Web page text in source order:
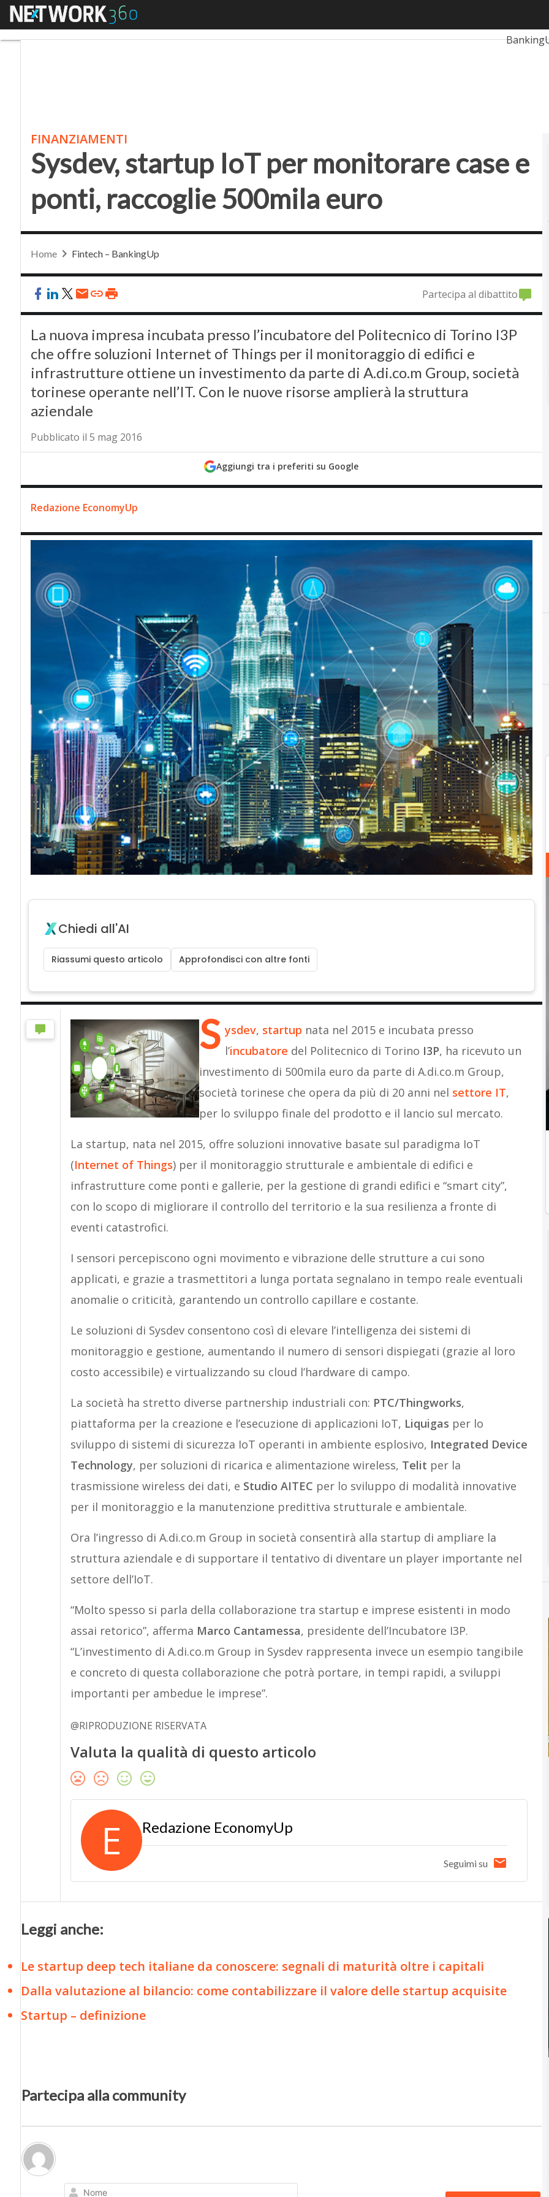
Menu
FINANZIAMENTI
Sysdev, startup IoT per monitorare case e
ponti, raccoglie 500mila euro
Home Fintech – BankingUp
Partecipa al dibattito
La nuova impresa incubata presso l’incubatore del Politecnico di Torino I3P
che offre soluzioni Internet of Things per il monitoraggio di edifici e
infrastrutture ottiene un investimento da parte di A.di.co.m Group, società
torinese operante nell’IT. Con le nuove risorse amplierà la struttura
aziendale
Pubblicato il 5 mag 2016
Aggiungi tra i preferiti su Google
Redazione EconomyUp
Chiedi all'AI
Riassumi questo articolo Approfondisci con altre fonti
S ysdev, startup nata nel 2015 e incubata presso
l’incubatore del Politecnico di Torino I3P, ha ricevuto un
investimento di 500mila euro da parte di A.di.co.m Group,
società torinese che opera da più di 20 anni nel settore IT,
per lo sviluppo finale del prodotto e il lancio sul mercato.
La startup, nata nel 2015, offre soluzioni innovative basate sul paradigma IoT
(Internet of Things) per il monitoraggio strutturale e ambientale di edifici e
infrastrutture come ponti e gallerie, per la gestione di grandi edifici e “smart city”,
con lo scopo di migliorare il controllo del territorio e la sua resilienza a fronte di
eventi catastrofici.
I sensori percepiscono ogni movimento e vibrazione delle strutture a cui sono
applicati, e grazie a trasmettitori a lunga portata segnalano in tempo reale eventuali
anomalie o criticità, garantendo un controllo capillare e costante.
Le soluzioni di Sysdev consentono così di elevare l’intelligenza dei sistemi di
monitoraggio e gestione, aumentando il numero di sensori dispiegati (grazie al loro
costo accessibile) e virtualizzando su cloud l’hardware di campo.
La società ha stretto diverse partnership industriali con: PTC/Thingworks,
piattaforma per la creazione e l’esecuzione di applicazioni IoT, Liquigas per lo
sviluppo di sistemi di sicurezza IoT operanti in ambiente esplosivo, Integrated Device
Technology, per soluzioni di ricarica e alimentazione wireless, Telit per la
trasmissione wireless dei dati, e Studio AITEC per lo sviluppo di modalità innovative
per il monitoraggio e la manutenzione predittiva strutturale e ambientale.
Ora l’ingresso di A.di.co.m Group in società consentirà alla startup di ampliare la
struttura aziendale e di supportare il tentativo di diventare un player importante nel
settore dell’IoT.
“Molto spesso si parla della collaborazione tra startup e imprese esistenti in modo
assai retorico”, afferma Marco Cantamessa, presidente dell’Incubatore I3P.
“L’investimento di A.di.co.m Group in Sysdev rappresenta invece un esempio tangibile
e concreto di questa collaborazione che potrà portare, in tempi rapidi, a sviluppi
importanti per ambedue le imprese”.
@RIPRODUZIONE RISERVATA
Valuta la qualità di questo articolo
E Redazione EconomyUp
Seguimi su
Leggi anche:
Le startup deep tech italiane da conoscere: segnali di maturità oltre i capitali
Dalla valutazione al bilancio: come contabilizzare il valore delle startup acquisite
Startup – definizione
Partecipa alla community
F
finanziamenti